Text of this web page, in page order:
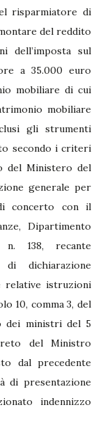
risparmiatore di
del reddito
dell’imposta sul
a 35.000 euro
mobiliare di cui
mobiliare
gli strumenti
secondo i criteri
del Ministero del
generale per
concerto con il
Dipartimento
n. 138, recante
dichiarazione
relative istruzioni
10, comma 3, del
dei ministri del 5
del Ministro
dal precedente
di presentazione
indennizzo